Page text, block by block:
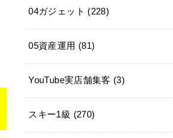
04ガジェット (228)
05資産運用 (81)
YouTube実店舗集客 (3)
スキー1級 (270)